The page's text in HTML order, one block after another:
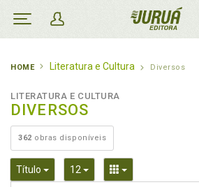
HOME Literatura e Cultura Diversos
LITERATURA E CULTURA
DIVERSOS
362 obras disponíveis
Título Toggle Dropdown
12 Toggle DropdownToggle Dropdown